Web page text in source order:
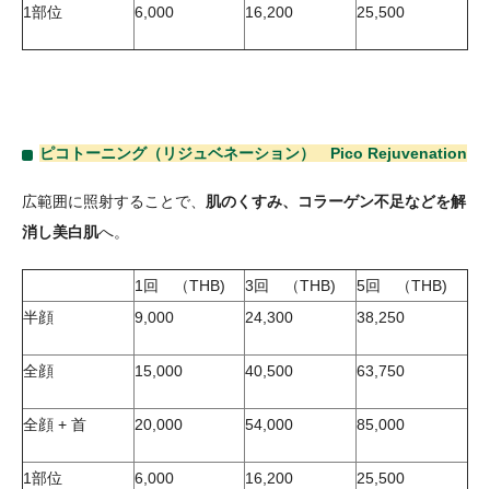
1部位 6,000 16,200 25,500
ピコトーニング（リジュベネーション） Pico Rejuvenation
広範囲に照射することで、 肌のくすみ、コラーゲン不足などを解
消し美白肌へ。
1回 （THB) 3回 （THB)
5回 （THB)
半顔
9,000 24,300 38,250
全顔 15,000 40,500 63,750
全顔 + 首 20,000 54,000 85,000
1部位 6,000 16,200 25,500